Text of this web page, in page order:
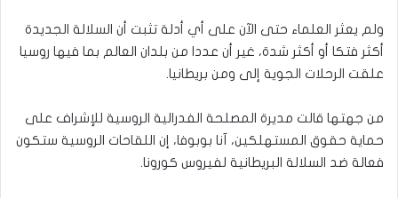
ولم يعثر العلماء حتى الآن على أي أدلة تثبت أن السلالة الجديدة
أكثر فتكا أو أكثر شدة، غير أن عددا من بلدان العالم بما فيها روسيا
علقت الرحلات الجوية إلى ومن بريطانيا.
من جهتها قالت مديرة المصلحة الفدرالية الروسية للإشراف على
حماية حقوق المستهلكين، آنا بوبوفا، إن اللقاحات الروسية ستكون
فعالة ضد السلالة البريطانية لفيروس كورونا.